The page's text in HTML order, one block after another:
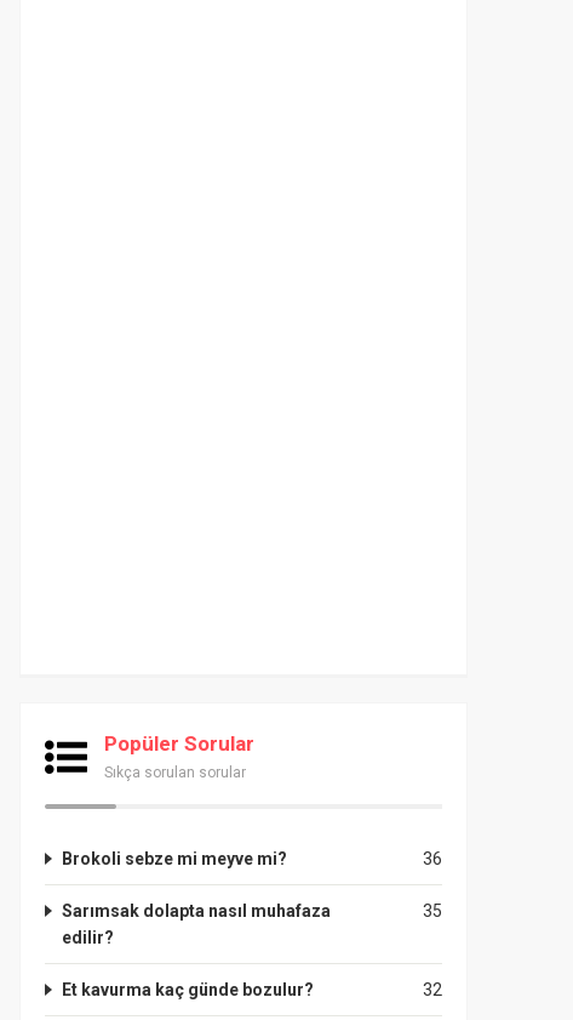
Popüler Sorular
Sıkça sorulan sorular
36
Brokoli sebze mi meyve mi?
35
Sarımsak dolapta nasıl muhafaza
edilir?
32
Et kavurma kaç günde bozulur?